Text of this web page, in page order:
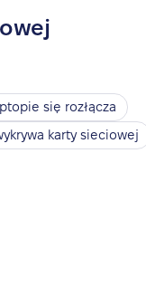
się rozłącza
karty sieciowej